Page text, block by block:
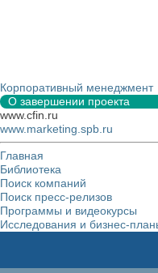
Корпоративный менеджмент
О завершении проекта
www.cfin.ru
www.marketing.spb.ru
Главная
Библиотека
Поиск компаний
Поиск пресс-релизов
Программы и видеокурсы
Исследования и бизнес-